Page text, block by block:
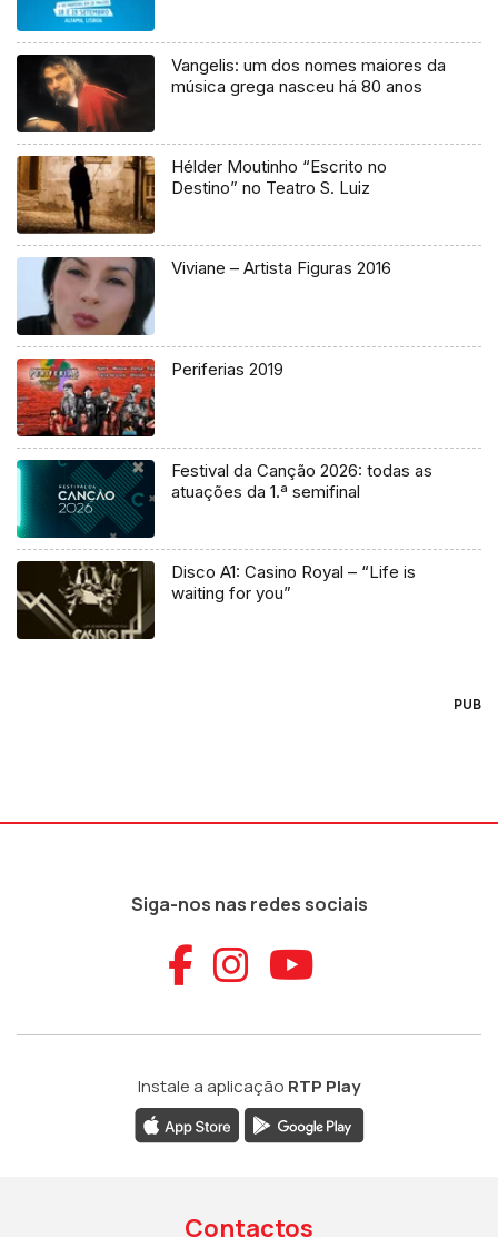
Vangelis: um dos nomes maiores da
música grega nasceu há 80 anos
Hélder Moutinho “Escrito no
Destino” no Teatro S. Luiz
Viviane – Artista Figuras 2016
Periferias 2019
Festival da Canção 2026: todas as
atuações da 1.ª semifinal
Disco A1: Casino Royal – “Life is
waiting for you”
PUB
Siga-nos nas redes sociais
Aceder ao
Aceder ao
Aceder
Instale a aplicação RTP Play
Contactos